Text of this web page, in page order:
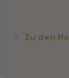
Zu den